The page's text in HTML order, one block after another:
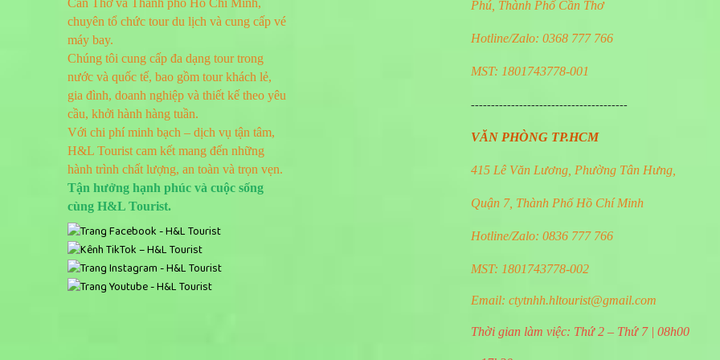
Không chỉ là chuyến đi ngắm cảnh, tour Đông Bắc – Tây Bắc còn mang đến cho du khách những phút giây
thêm yêu bản sắc văn hóa Việt Nam.
Với nhiều năm kinh nghiệm trong tổ chức tour, H&L Tourist cam kết mang đến hành trình an toàn, dịch vụ
có một chuyến đi đáng nhớ tại miền núi phía Bắc.
Đặt ngay Tour Đông Bắc – Tây Bắc để khám phá núi rừng hùng vĩ và trải nghiệm văn hóa đặc sắc cùng
Hotline/Zalo:0368 7777 66
Cần Thơ và Thành phố Hồ Chí Minh,
chuyên tổ chức tour du lịch và cung cấp vé
máy bay.
Chúng tôi cung cấp đa dạng tour trong
nước và quốc tế, bao gồm tour khách lẻ,
gia đình, doanh nghiệp và thiết kế theo yêu
cầu, khởi hành hàng tuần.
Với chi phí minh bạch – dịch vụ tận tâm,
H&L Tourist cam kết mang đến những
hành trình chất lượng, an toàn và trọn vẹn.
Tận hưởng hạnh phúc và cuộc sống
cùng H&L Tourist.
Phú, Thành Phố Cần Thơ
Hotline/Zalo: 0368 777 766
MST: 1801743778-001
---------------------------------------
VĂN PHÒNG TP.HCM
415 Lê Văn Lương, Phường Tân Hưng,
Quận 7, Thành Phố Hồ Chí Minh
Hotline/Zalo: 0836 777 766
MST: 1801743778-002
Email: ctytnhh.hltourist@gmail.com
Thời gian làm việc: Thứ 2 – Thứ 7 | 08h00